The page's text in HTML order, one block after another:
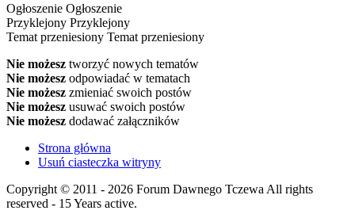
Ogłoszenie Ogłoszenie
Przyklejony Przyklejony
Temat przeniesiony Temat przeniesiony
Nie możesz tworzyć nowych tematów
Nie możesz odpowiadać w tematach
Nie możesz zmieniać swoich postów
Nie możesz usuwać swoich postów
Nie możesz dodawać załączników
Strona główna
Usuń ciasteczka witryny
Copyright © 2011 - 2026 Forum Dawnego Tczewa All rights
reserved - 15 Years active.